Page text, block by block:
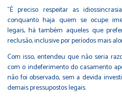
"É preciso respeitar as
conquanto haja quem se ocupe
legais, há também aqueles que
reclusão, inclusive por períodos mais
Com isso, entendeu que não seria
com o indeferimento do casamento
não foi observado, sem a devida
demais pressupostos legais.